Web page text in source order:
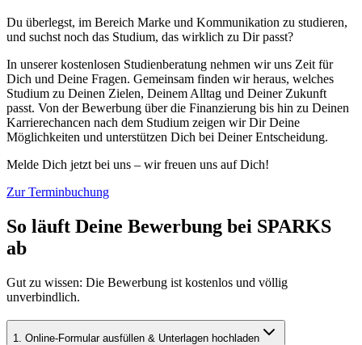
Du überlegst, im Bereich Marke und Kommunikation zu studieren,
und suchst noch das Studium, das wirklich zu Dir passt?
In unserer kostenlosen Studienberatung nehmen wir uns Zeit für
Dich und Deine Fragen. Gemeinsam finden wir heraus, welches
Studium zu Deinen Zielen, Deinem Alltag und Deiner Zukunft
passt. Von der Bewerbung über die Finanzierung bis hin zu Deinen
Karrierechancen nach dem Studium zeigen wir Dir Deine
Möglichkeiten und unterstützen Dich bei Deiner Entscheidung.
Melde Dich jetzt bei uns – wir freuen uns auf Dich!
Zur Terminbuchung
So läuft Deine Bewerbung bei SPARKS
ab
Gut zu wissen: Die Bewerbung ist kostenlos und völlig
unverbindlich.
1. Online‑Formular ausfüllen & Unterlagen hochladen